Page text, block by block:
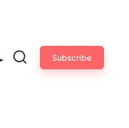
Subscribe